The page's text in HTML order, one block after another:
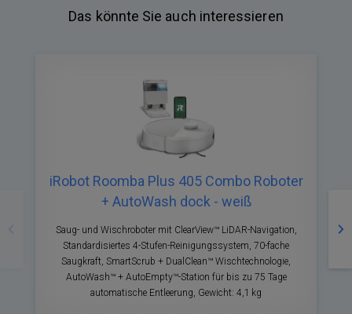
Das könnte Sie auch interessieren
iRobot Roomba Plus 405 Combo Roboter
+ AutoWash dock - weiß
Saug- und Wischroboter mit ClearView™ LiDAR-Navigation,
Standardisiertes 4-Stufen-Reinigungssystem, 70-fache
Saugkraft, SmartScrub + DualClean™ Wischtechnologie,
AutoWash™ + AutoEmpty™-Station für bis zu 75 Tage
automatische Entleerung, Gewicht: 4,1 kg